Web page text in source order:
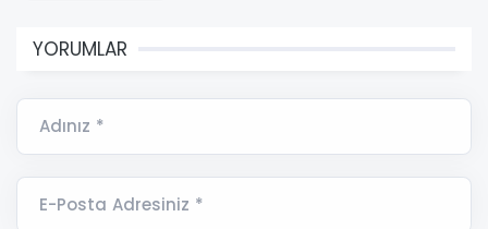
YORUMLAR
Adınız *
E-Posta Adresiniz *